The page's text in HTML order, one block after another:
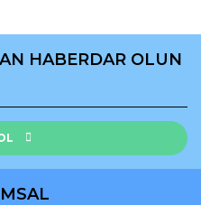
HABERDAR OLUN